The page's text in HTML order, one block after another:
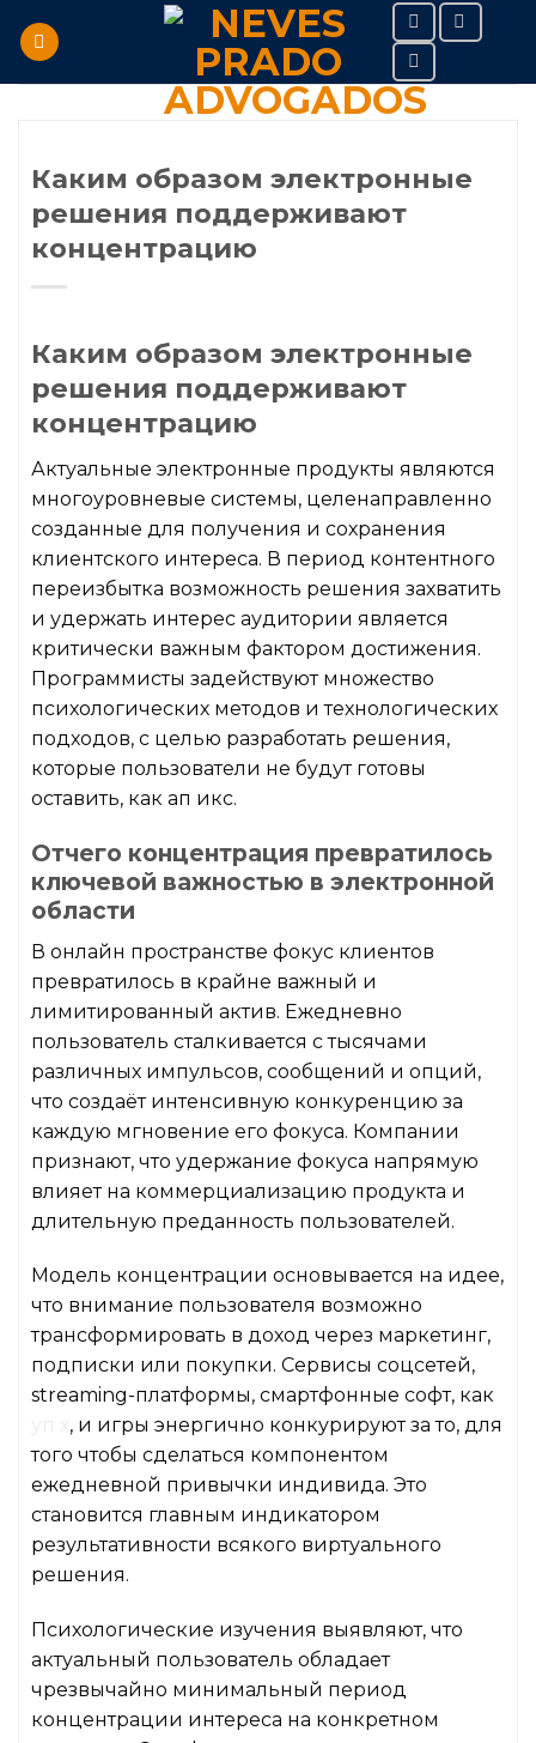
Каким образом электронные
решения поддерживают
концентрацию
Каким образом электронные
решения поддерживают
концентрацию
Актуальные электронные продукты являются
многоуровневые системы, целенаправленно
созданные для получения и сохранения
клиентского интереса. В период контентного
переизбытка возможность решения захватить
и удержать интерес аудитории является
критически важным фактором достижения.
Программисты задействуют множество
психологических методов и технологических
подходов, с целью разработать решения,
которые пользователи не будут готовы
оставить, как ап икс.
Отчего концентрация превратилось
ключевой важностью в электронной
области
В онлайн пространстве фокус клиентов
превратилось в крайне важный и
лимитированный актив. Ежедневно
пользователь сталкивается с тысячами
различных импульсов, сообщений и опций,
что создаёт интенсивную конкуренцию за
каждую мгновение его фокуса. Компании
признают, что удержание фокуса напрямую
влияет на коммерциализацию продукта и
длительную преданность пользователей.
Модель концентрации основывается на идее,
что внимание пользователя возможно
трансформировать в доход через маркетинг,
подписки или покупки. Сервисы соцсетей,
streaming-платформы, смартфонные софт, как
, и игры энергично конкурируют за то, для
того чтобы сделаться компонентом
ежедневной привычки индивида. Это
становится главным индикатором
результативности всякого виртуального
решения.
Психологические изучения выявляют, что
актуальный пользователь обладает
чрезвычайно минимальный период
концентрации интереса на конкретном